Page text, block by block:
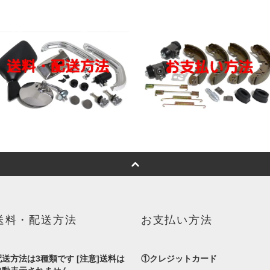
料・配送方法
送方法は3種類です [注意]送料は
お支払い方法
①クレジットカード